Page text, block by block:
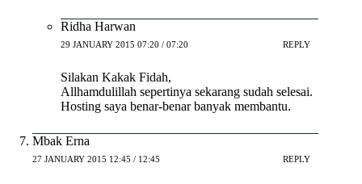
Ridha Harwan
29 JANUARY 2015 07:20 / 07:20 REPLY
Silakan Kakak Fidah,
Allhamdulillah sepertinya sekarang sudah selesai.
Hosting saya benar-benar banyak membantu.
Mbak Erna
27 JANUARY 2015 12:45 / 12:45 REPLY